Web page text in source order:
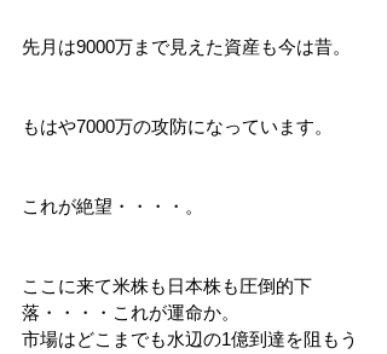
先月は9000万まで見えた資産も今は昔。
もはや7000万の攻防になっています。
これが絶望・・・・。
ここに来て米株も日本株も圧倒的下
落・・・・これが運命か。
市場はどこまでも水辺の1億到達を阻もう